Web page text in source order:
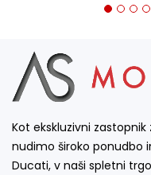
Kot ekskluzivni
nudimo široko ponudbo
Ducati, v naši spletni